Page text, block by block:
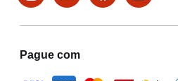
Pague com